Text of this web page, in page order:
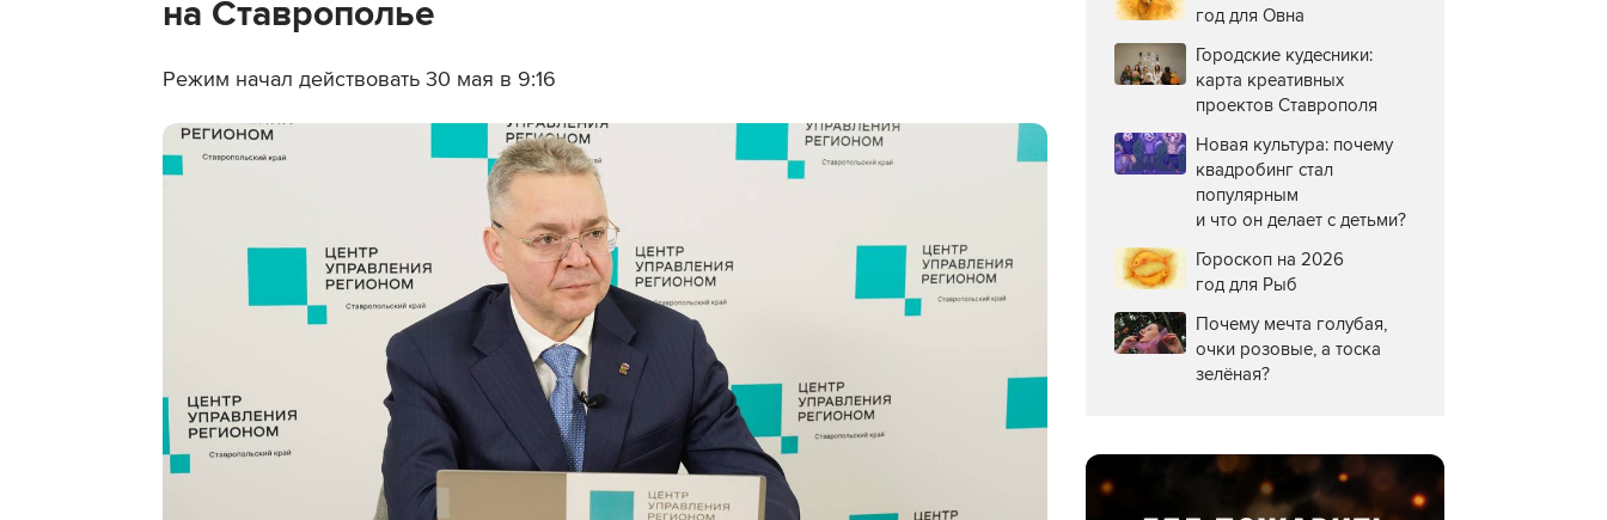
на Ставрополье
Режим начал действовать 30 мая в 9:16
год для Овна
Городские кудесники:
карта креативных
проектов Ставрополя
Новая культура: почему
квадробинг стал
популярным
и что он делает с детьми?
Гороскоп на 2026
год для Рыб
Почему мечта голубая,
очки розовые, а тоска
зелёная?